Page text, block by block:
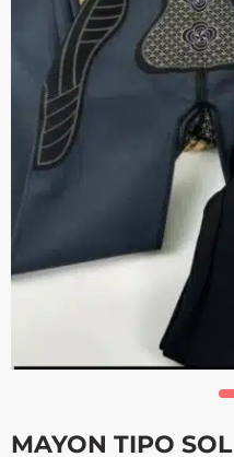
MAYON TIPO